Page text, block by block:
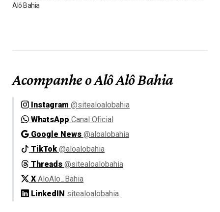
Alô Bahia
Acompanhe o Alô Alô Bahia
Instagram @sitealoalobahia
WhatsApp Canal Oficial
Google News @aloalobahia
TikTok @aloalobahia
Threads @sitealoalobahia
X AloAlo_Bahia
LinkedIN sitealoalobahia